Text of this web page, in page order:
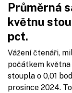
Průměrná
květnu
pct.
Vážení čtenáři,
počátkem
stoupla o 0,01
prosince 2024.